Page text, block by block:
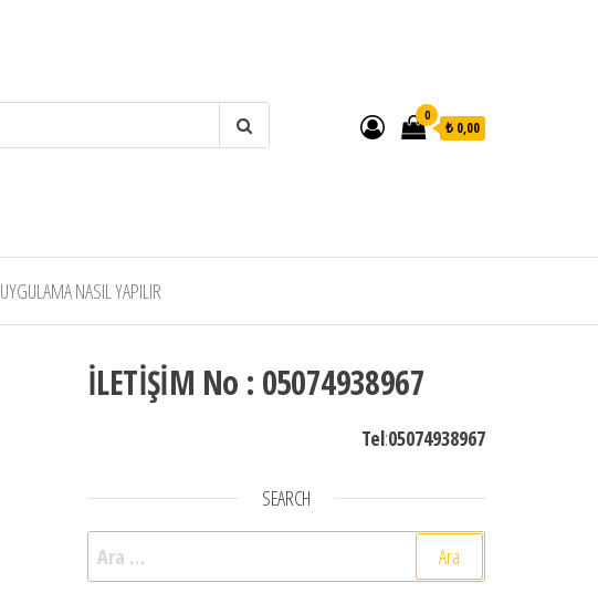
0
₺ 0,00
UYGULAMA NASIL YAPILIR
İLETİŞİM No : 05074938967
Tel:05074938967
SEARCH
Arama: